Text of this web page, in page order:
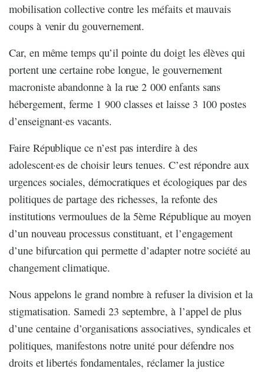
mobilisation collective contre les méfaits et mauvais
coups à venir du gouvernement.
Car, en même temps qu’il pointe du doigt les élèves qui
portent une certaine robe longue, le gouvernement
macroniste abandonne à la rue 2 000 enfants sans
hébergement, ferme 1 900 classes et laisse 3 100 postes
d’enseignant·es vacants.
Faire République ce n’est pas interdire à des
adolescent·es de choisir leurs tenues. C’est répondre aux
urgences sociales, démocratiques et écologiques par des
politiques de partage des richesses, la refonte des
institutions vermoulues de la 5ème République au moyen
d’un nouveau processus constituant, et l’engagement
d’une bifurcation qui permette d’adapter notre société au
changement climatique.
Nous appelons le grand nombre à refuser la division et la
stigmatisation. Samedi 23 septembre, à l’appel de plus
d’une centaine d’organisations associatives, syndicales et
politiques, manifestons notre unité pour défendre nos
droits et libertés fondamentales, réclamer la justice